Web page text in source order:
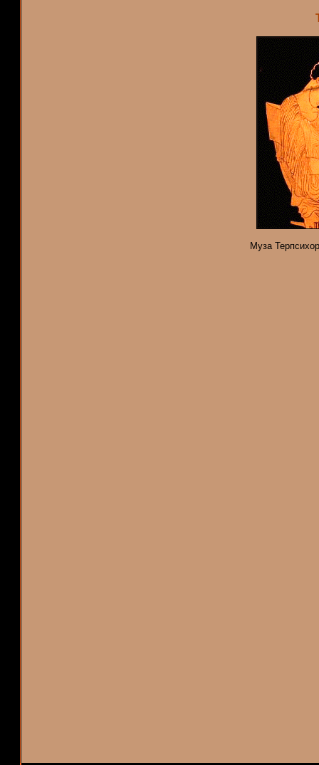
Муза